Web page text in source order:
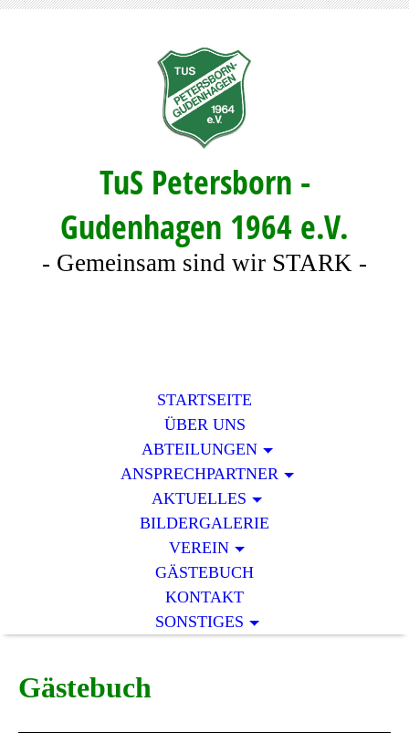
TuS Petersborn -
Gudenhagen 1964 e.V.
- Gemeinsam sind wir STARK -
STARTSEITE
ÜBER UNS
ABTEILUNGEN
ANSPRECHPARTNER
AKTUELLES
BILDERGALERIE
VEREIN
GÄSTEBUCH
KONTAKT
SONSTIGES
Gästebuch